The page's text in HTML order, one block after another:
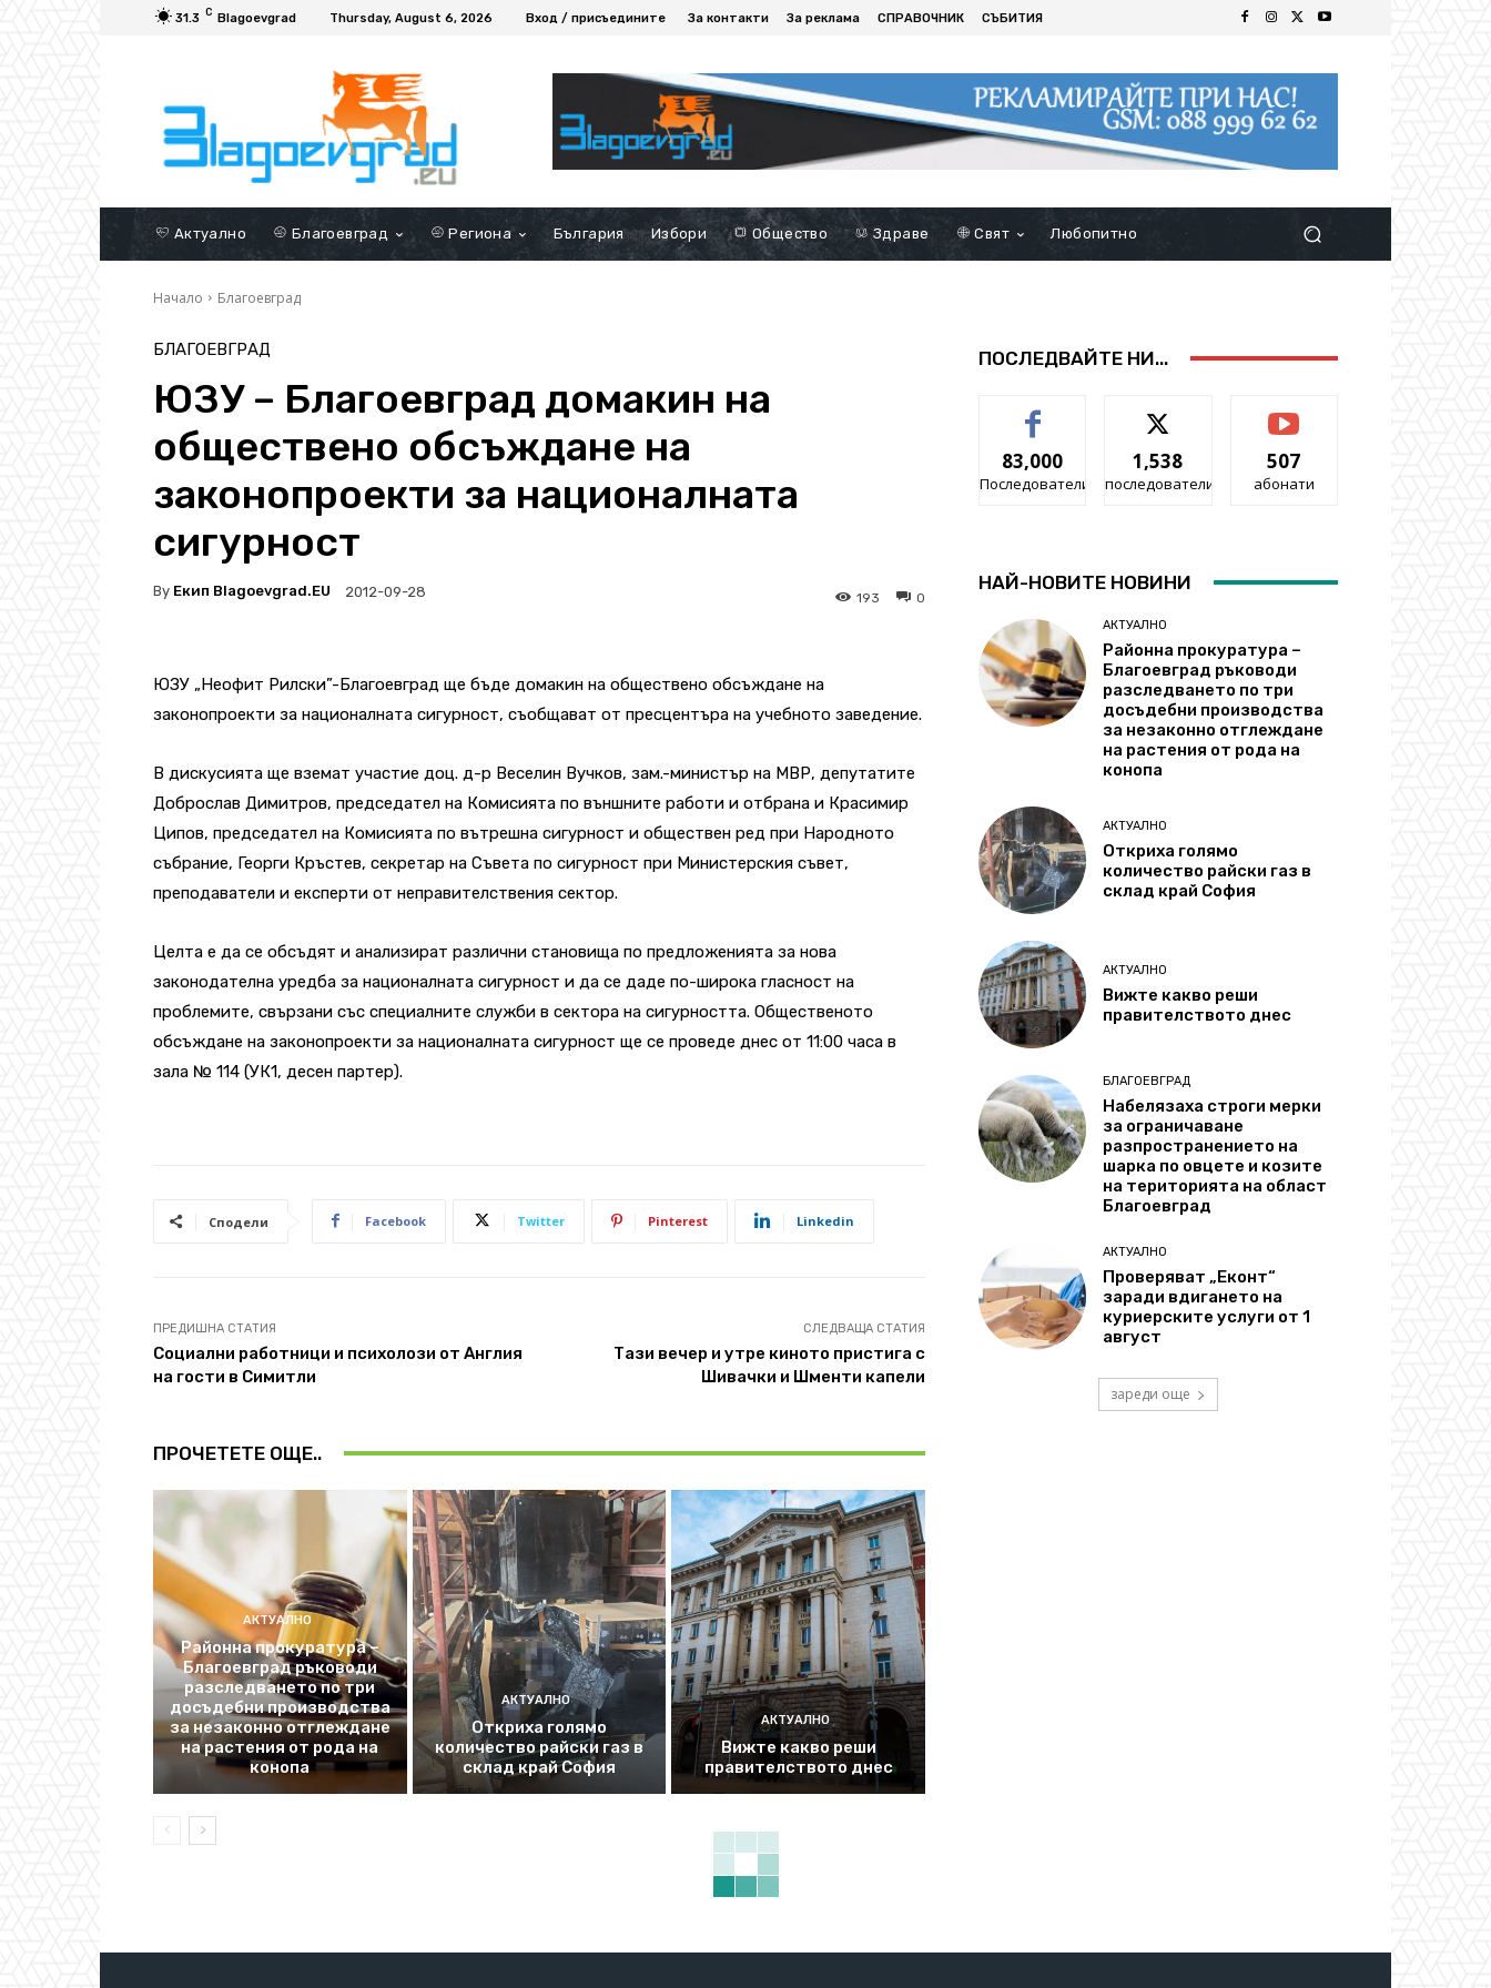
31.3 C Blagoevgrad Thursday, August 6, 2026 Вход / присъедините За контакти За реклама СПРАВОЧНИК СЪБИТИЯ
Актуално Благоевград Региона България Избори Общество Здраве Свят Любопитно
Начало Благоевград
БЛАГОЕВГРАД
ЮЗУ – Благоевград домакин на
обществено обсъждане на
законопроекти за националната
сигурност
By Екип Blagoevgrad.EU 2012-09-28 0
193
ЮЗУ „Неофит Рилски”-Благоевград ще бъде домакин на обществено обсъждане на
законопроекти за националната сигурност, съобщават от пресцентъра на учебното заведение.
В дискусията ще вземат участие доц. д-р Веселин Вучков, зам.-министър на МВР, депутатите
Доброслав Димитров, председател на Комисията по външните работи и отбрана и Красимир
Ципов, председател на Комисията по вътрешна сигурност и обществен ред при Народното
събрание, Георги Кръстев, секретар на Съвета по сигурност при Министерския съвет,
преподаватели и експерти от неправителствения сектор.
Целта е да се обсъдят и анализират различни становища по предложенията за нова
законодателна уредба за националната сигурност и да се даде по-широка гласност на
проблемите, свързани със специалните служби в сектора на сигурността. Общественото
обсъждане на законопроекти за националната сигурност ще се проведе днес от 11:00 часа в
зала № 114 (УК1, десен партер).
Сподели Facebook Twitter Pinterest Linkedin
ПРЕДИШНА СТАТИЯ
Социални работници и психолози от Англия
на гости в Симитли
СЛЕДВАЩА СТАТИЯ
Тази вечер и утре киното пристига с
Шивачки и Шменти капели
ПРОЧЕТЕТЕ ОЩЕ..
АКТУАЛНО
Районна прокуратура –
Благоевград ръководи
разследването по три
досъдебни производства
за незаконно отглеждане
на растения от рода на
конопа
АКТУАЛНО
Откриха голямо
количество райски газ в
склад край София
АКТУАЛНО
Вижте какво реши
правителството днес
ПОСЛЕДВАЙТЕ НИ...
83,000
Последователи
1,538
последователи
507
абонати
НАЙ-НОВИТЕ НОВИНИ
АКТУАЛНО
Районна прокуратура –
Благоевград ръководи
разследването по три
досъдебни производства
за незаконно отглеждане
на растения от рода на
конопа
АКТУАЛНО
Откриха голямо
количество райски газ в
склад край София
АКТУАЛНО
Вижте какво реши
правителството днес
БЛАГОЕВГРАД
Набелязаха строги мерки
за ограничаване
разпространението на
шарка по овцете и козите
на територията на област
Благоевград
АКТУАЛНО
Проверяват „Еконт“
заради вдигането на
куриерските услуги от 1
август
зареди още